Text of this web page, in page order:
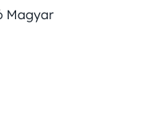
Magyar